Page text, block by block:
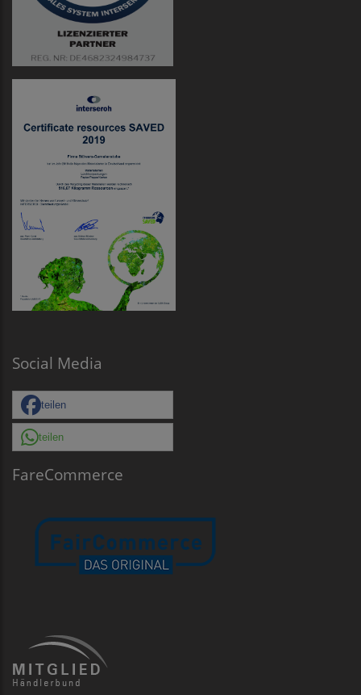
Social Media
teilen
teilen
FareCommerce